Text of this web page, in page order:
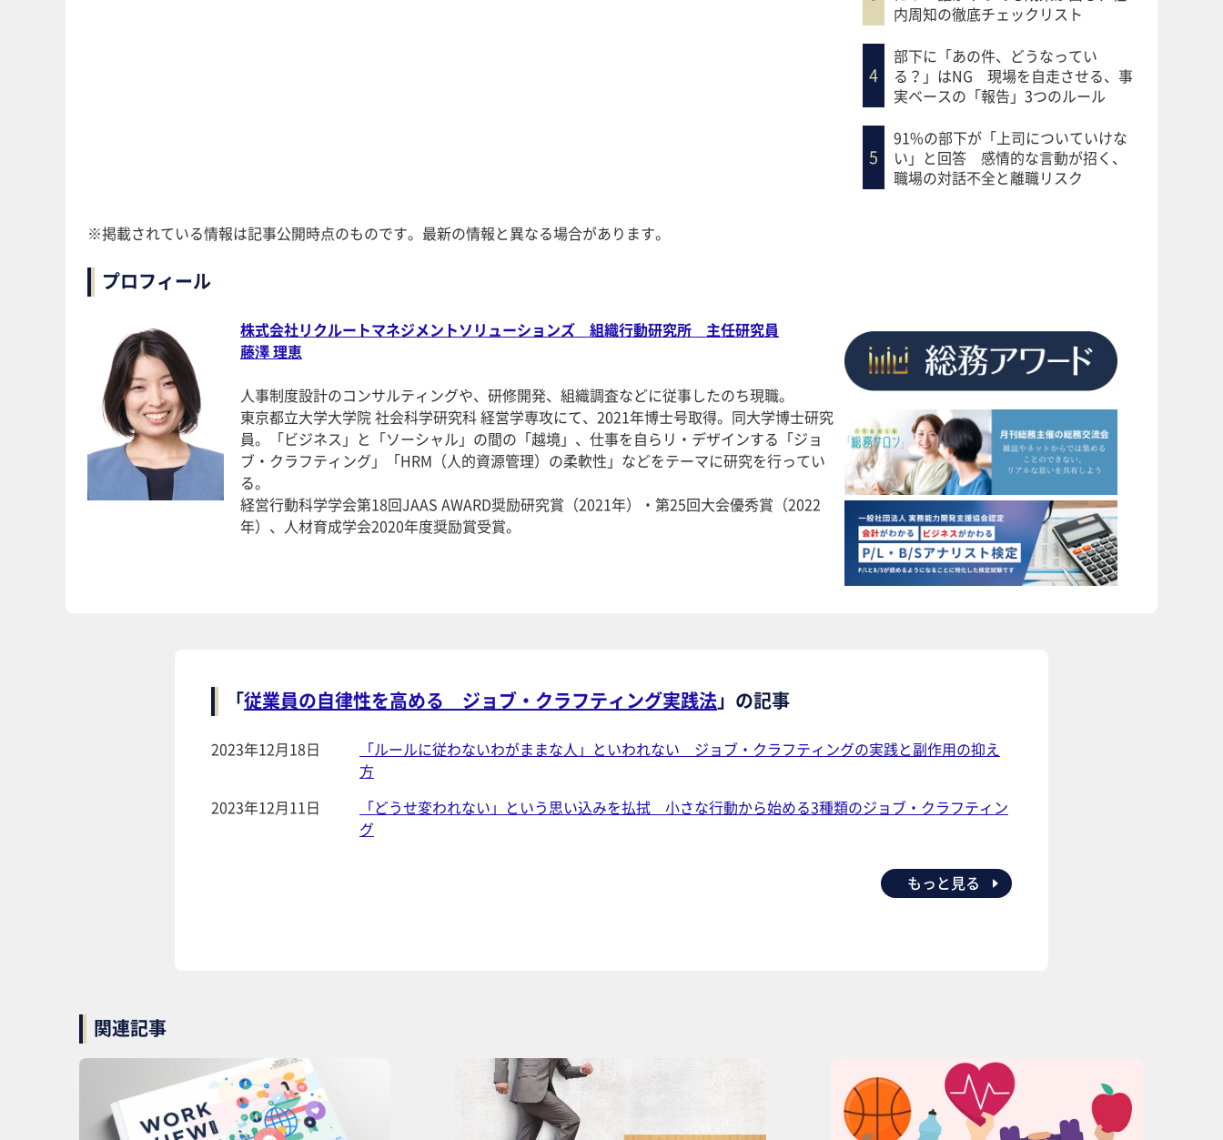
内周知の徹底チェックリスト
部下に「あの件、どうなってい
る？」はNG 現場を自走させる、事
実ベースの「報告」3つのルール
91%の部下が「上司についていけな
い」と回答 感情的な言動が招く、
職場の対話不全と離職リスク
※掲載されている情報は記事公開時点のものです。最新の情報と異なる場合があります。
プロフィール
株式会社リクルートマネジメントソリューションズ 組織行動研究所 主任研究員
藤澤 理恵
人事制度設計のコンサルティングや、研修開発、組織調査などに従事したのち現職。
東京都立大学大学院 社会科学研究科 経営学専攻にて、2021年博士号取得。同大学博士研究
員。「ビジネス」と「ソーシャル」の間の「越境」、仕事を自らリ・デザインする「ジョ
ブ・クラフティング」「HRM（人的資源管理）の柔軟性」などをテーマに研究を行ってい
る。
経営行動科学学会第18回JAAS AWARD奨励研究賞（2021年）・第25回大会優秀賞（2022
年）、人材育成学会2020年度奨励賞受賞。
「従業員の自律性を高める ジョブ・クラフティング実践法」の記事
2023年12月18日
「ルールに従わないわがままな人」といわれない ジョブ・クラフティングの実践と副作用の抑え
方
2023年12月11日
「どうせ変われない」という思い込みを払拭 小さな行動から始める3種類のジョブ・クラフティン
グ
もっと見る
関連記事